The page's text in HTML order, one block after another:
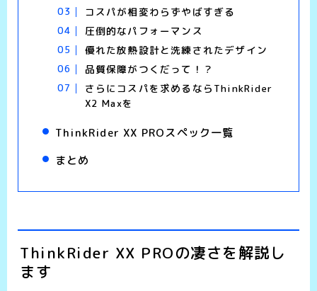
コスパが相変わらずやばすぎる
圧倒的なパフォーマンス
優れた放熱設計と洗練されたデザイン
品質保障がつくだって！？
さらにコスパを求めるならThinkRider
X2 Maxを
ThinkRider XX PROスペック一覧
まとめ
ThinkRider XX PROの凄さを解説し
ます